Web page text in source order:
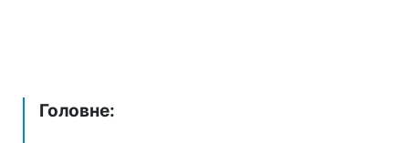
Головне: